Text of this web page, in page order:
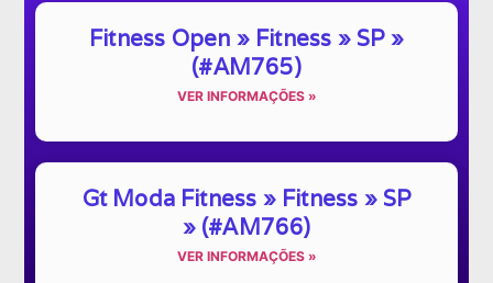
Fitness Open » Fitness » SP »
(#AM765)
VER INFORMAÇÕES »
Gt Moda Fitness » Fitness » SP
» (#AM766)
VER INFORMAÇÕES »